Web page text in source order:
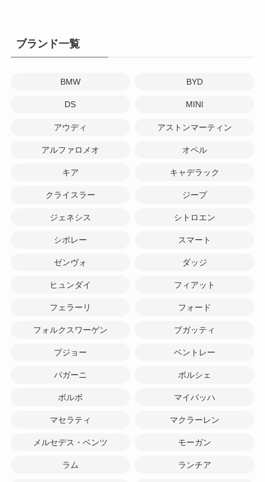
ブランド一覧
BMW BYD
DS MINI
アウディ アストンマーティン
アルファロメオ オペル
キア キャデラック
クライスラー ジープ
ジェネシス シトロエン
シボレー スマート
ゼンヴォ ダッジ
ヒュンダイ フィアット
フェラーリ フォード
フォルクスワーゲン ブガッティ
プジョー ベントレー
パガーニ ポルシェ
ボルボ マイバッハ
マセラティ マクラーレン
メルセデス・ベンツ モーガン
ラム ランチア